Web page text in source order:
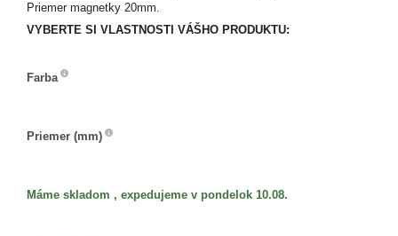
Priemer magnetky 20mm.
VYBERTE SI VLASTNOSTI VÁŠHO PRODUKTU:
Farba
Priemer (mm)
Máme skladom , expedujeme v pondelok 10.08.